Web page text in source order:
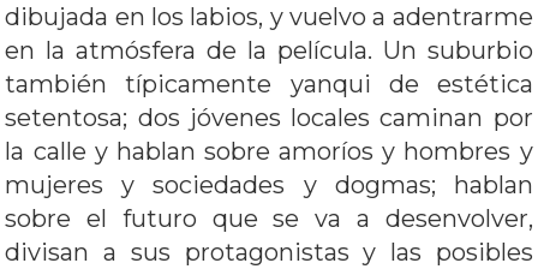
dibujada en los labios, y vuelvo a adentrarme
en la atmósfera de la película. Un suburbio
también típicamente yanqui de estética
setentosa; dos jóvenes locales caminan por
la calle y hablan sobre amoríos y hombres y
mujeres y sociedades y dogmas; hablan
sobre el futuro que se va a desenvolver,
divisan a sus protagonistas y las posibles